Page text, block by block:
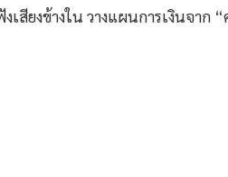
เสียงข้างใน วางแผนการเงินจาก